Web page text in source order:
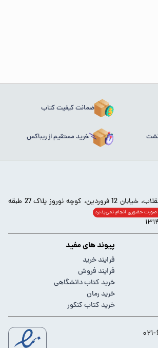
ضمانت کیفیت کتاب
خرید مستقیم از ریباکس
آدرس: تهران، میدان انقلاب، خیابان 12 فروردین، کوچه نوروز پلاک 27 طبقه
حضوری انجام‌ نمی‌پذیرد
پیوند های مفید
فرایند خرید
فرایند فروش
خرید کتاب دانشگاهی
خرید رمان
خرید کتاب کنکور